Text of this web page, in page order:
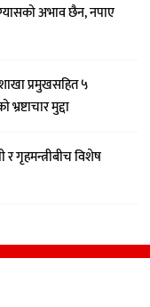
अभाव छैन, नपाए
प्रमुखसहित ५
मुद्दा
र गृहमन्त्रीबीच विशेष